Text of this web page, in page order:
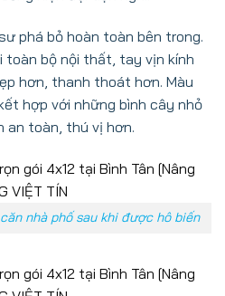
phá bỏ hoàn toàn bên trong.
toàn bộ nội thất, tay vịn kính
hơn, thanh thoát hơn. Màu
hợp với những bình cây nhỏ
an toàn, thú vị hơn.
nhà phố sau khi được hô biến